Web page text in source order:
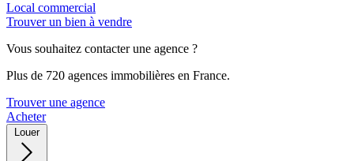
Local commercial
Trouver un bien à vendre
Vous souhaitez contacter une agence ?
Plus de 720 agences immobilières en France.
Trouver une agence
Acheter
Louer